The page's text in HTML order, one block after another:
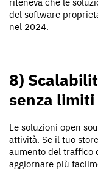
del software
nel 2024.
8)
senza limiti
Le soluzioni open
attività. Se il tuo
aumento del traffico
aggiornare più